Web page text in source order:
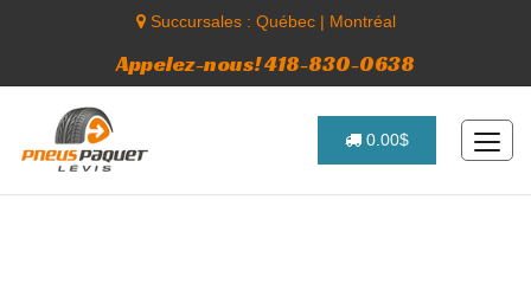
Succursales : Québec| Montréal
Appelez-nous! 418-830-0638
0.00$